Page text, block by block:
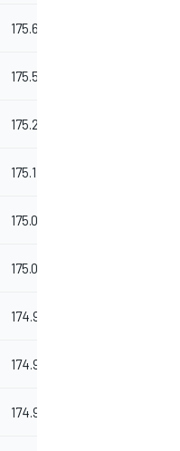
175.602
175.517
175.295
175.146
175.098
175.035
174.981
174.969
174.966